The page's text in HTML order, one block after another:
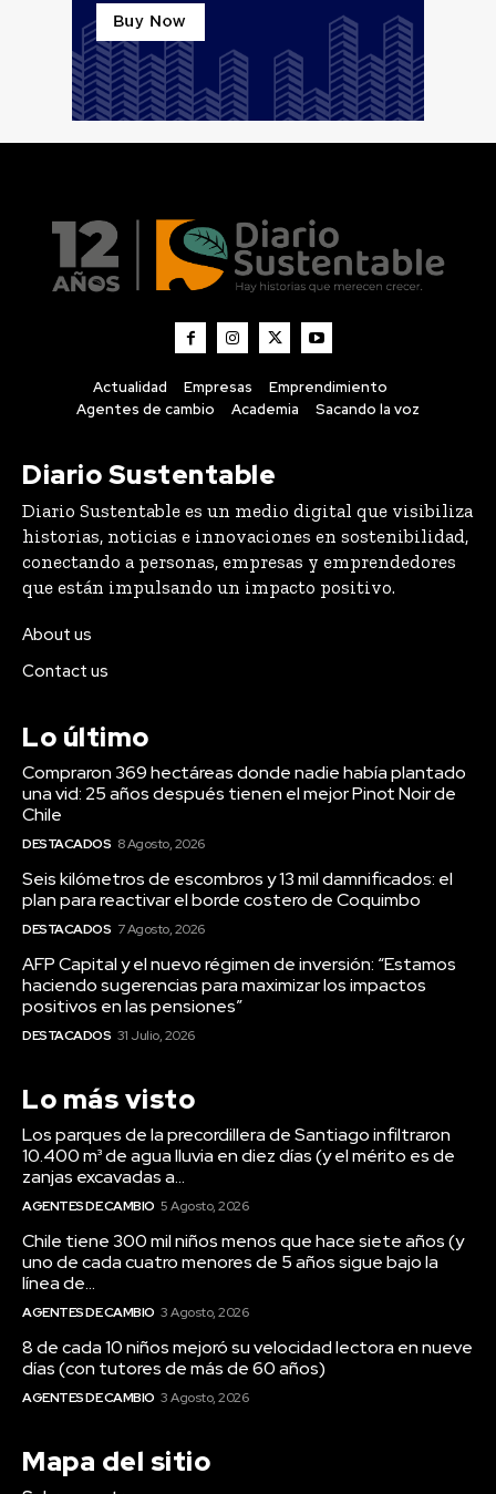
Actualidad Empresas
Emprendimiento
Agentes de cambio
Academia Sacando la voz
Diario Sustentable
Diario Sustentable es un medio digital que visibiliza
historias, noticias e innovaciones en sostenibilidad,
conectando a personas, empresas y emprendedores
que están impulsando un impacto positivo.
About us
Contact us
Lo último
Compraron 369 hectáreas donde nadie había plantado
una vid: 25 años después tienen el mejor Pinot Noir de
Chile
DESTACADOS 8 Agosto, 2026
Seis kilómetros de escombros y 13 mil damnificados: el
plan para reactivar el borde costero de Coquimbo
DESTACADOS 7 Agosto, 2026
AFP Capital y el nuevo régimen de inversión: “Estamos
haciendo sugerencias para maximizar los impactos
positivos en las pensiones”
DESTACADOS 31 Julio, 2026
Lo más visto
Los parques de la precordillera de Santiago infiltraron
10.400 m³ de agua lluvia en diez días (y el mérito es de
zanjas excavadas a...
AGENTES DE CAMBIO 5 Agosto, 2026
Chile tiene 300 mil niños menos que hace siete años (y
uno de cada cuatro menores de 5 años sigue bajo la
línea de...
AGENTES DE CAMBIO 3 Agosto, 2026
8 de cada 10 niños mejoró su velocidad lectora en nueve
días (con tutores de más de 60 años)
AGENTES DE CAMBIO 3 Agosto, 2026
Mapa del sitio